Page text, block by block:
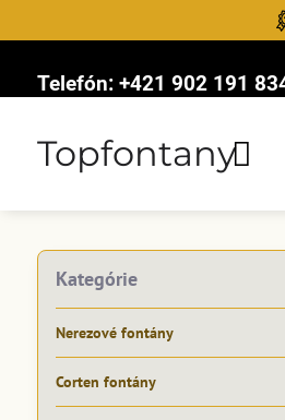
Telefón: +421 902 191
Topfontany
Kategórie
Nerezové fontány
Corten fontány